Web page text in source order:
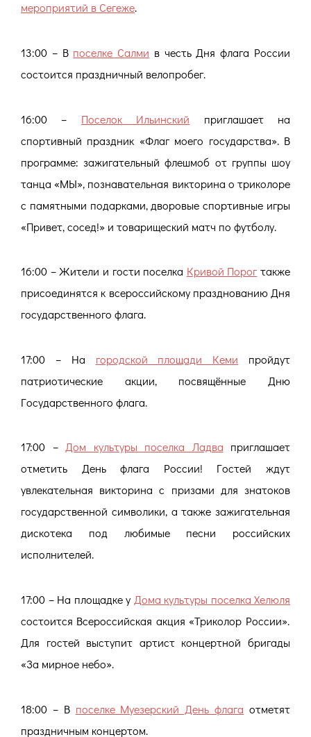
мероприятий в Сегеже.
13:00 – В поселке Салми в честь Дня флага России
состоится праздничный велопробег.
16:00 – Поселок Ильинский приглашает на
спортивный праздник «Флаг моего государства». В
программе: зажигательный флешмоб от группы шоу
танца «МЫ», познавательная викторина о триколоре
с памятными подарками, дворовые спортивные игры
«Привет, сосед!» и товарищеский матч по футболу.
16:00 – Жители и гости поселка Кривой Порог также
присоединятся к всероссийскому празднованию Дня
государственного флага.
17:00 – На городской площади Кеми пройдут
патриотические акции, посвящённые Дню
Государственного флага.
17:00 – Дом культуры поселка Ладва приглашает
отметить День флага России! Гостей ждут
увлекательная викторина с призами для знатоков
государственной символики, а также зажигательная
дискотека под любимые песни российских
исполнителей.
17:00 – На площадке у Дома культуры поселка Хелюля
состоится Всероссийская акция «Триколор России».
Для гостей выступит артист концертной бригады
«За мирное небо».
18:00 – В поселке Муезерский День флага отметят
праздничным концертом.